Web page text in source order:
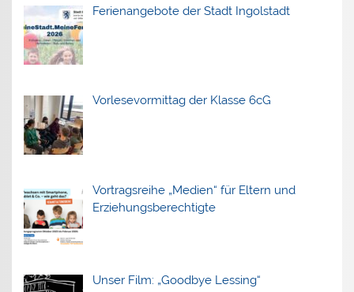
Ferienangebote der Stadt Ingolstadt
Vorlesevormittag der Klasse 6cG
Vortragsreihe „Medien“ für Eltern und
Erziehungsberechtigte
Unser Film: „Goodbye Lessing“